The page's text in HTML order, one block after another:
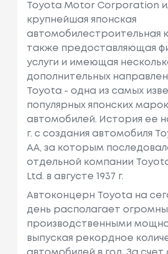
Toyota Motor Corporation
крупнейшая японская
автомобилестроительная
также предоставляющая
услуги и имеющая
дополнительных
Toyota - одна из самых
популярных японских марок
автомобилей. История ее
г. с создания автомобиля
AA, за которым
отдельной компании
Ltd. в августе 1937 г.
Автоконцерн Toyota на
день располагает
производственными
выпуская рекордное